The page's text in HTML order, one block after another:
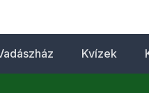
Kvízek